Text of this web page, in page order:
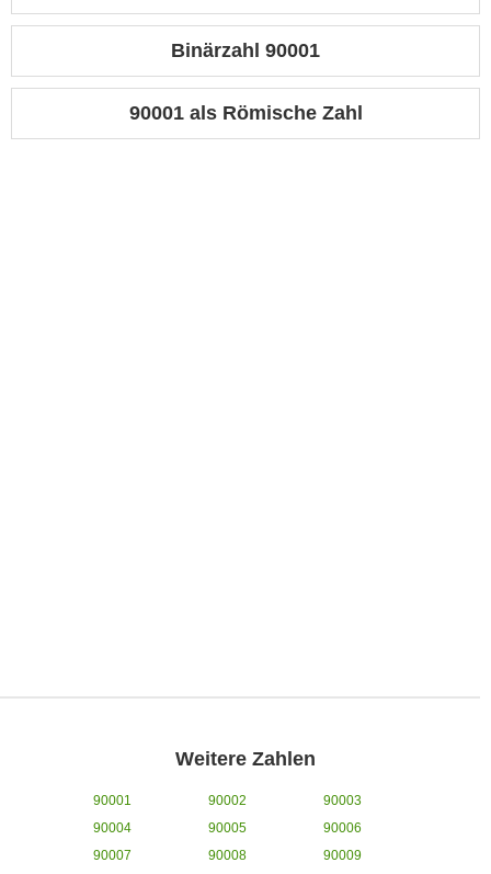
Binärzahl 90001
90001 als Römische Zahl
Weitere Zahlen
90001 90002
90003
90004
90005
90006
90007
90008
90009